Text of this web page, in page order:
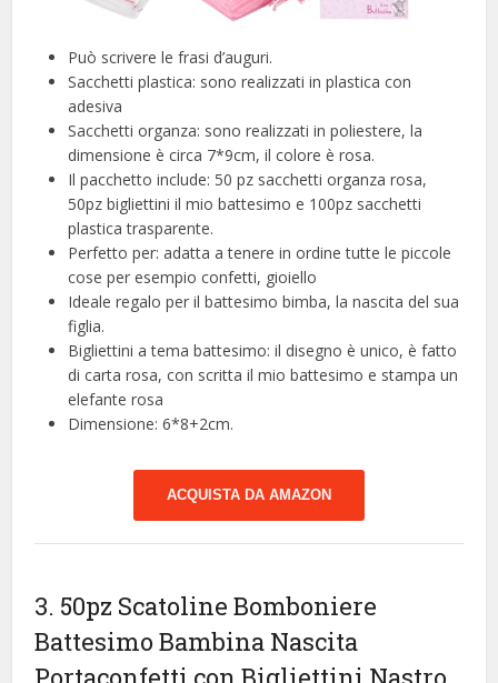
Può scrivere le frasi d’auguri.
Sacchetti plastica: sono realizzati in plastica con
adesiva
Sacchetti organza: sono realizzati in poliestere, la
dimensione è circa 7*9cm, il colore è rosa.
Il pacchetto include: 50 pz sacchetti organza rosa,
50pz bigliettini il mio battesimo e 100pz sacchetti
plastica trasparente.
Perfetto per: adatta a tenere in ordine tutte le piccole
cose per esempio confetti, gioiello
Ideale regalo per il battesimo bimba, la nascita del sua
figlia.
Bigliettini a tema battesimo: il disegno è unico, è fatto
di carta rosa, con scritta il mio battesimo e stampa un
elefante rosa
Dimensione: 6*8+2cm.
ACQUISTA DA AMAZON
3. 50pz Scatoline Bomboniere
Battesimo Bambina Nascita